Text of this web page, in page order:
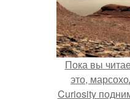
Пока вы
это,
Curiosity